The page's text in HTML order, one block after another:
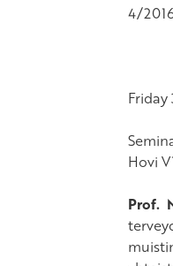
4/
Friday
Hovi
Prof.